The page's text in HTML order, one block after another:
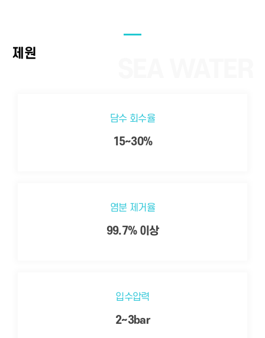
제원
담수 회수율
15~30%
염분 제거율
99.7% 이상
입수압력
2~3bar